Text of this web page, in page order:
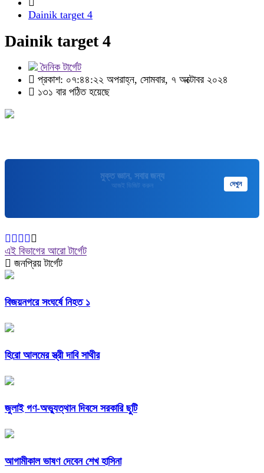
Dainik target 4
Dainik target 4
দৈনিক টার্গেট
প্রকাশ: ০৭:৪৪:২২ অপরাহ্ন, সোমবার, ৭ অক্টোবর ২০২৪
১৩১ বার পঠিত হয়েছে
মুক্তপিডিয়া দেখুন
এই বিভাগের আরো টার্গেট
জনপ্রিয় টার্গেট
বিজয়নগরে সংঘর্ষে নিহত ১
হিরো আলমের স্ত্রী দাবি সাথীর
জুলাই গণ-অভ্যুত্থান দিবসে সরকারি ছুটি
আগামীকাল ভাষণ দেবেন শেখ হাসিনা